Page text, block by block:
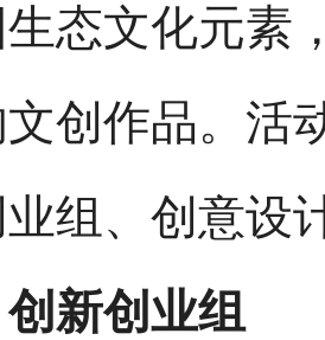
生态文化元素
创作品。活
组、创意设
创新创业组